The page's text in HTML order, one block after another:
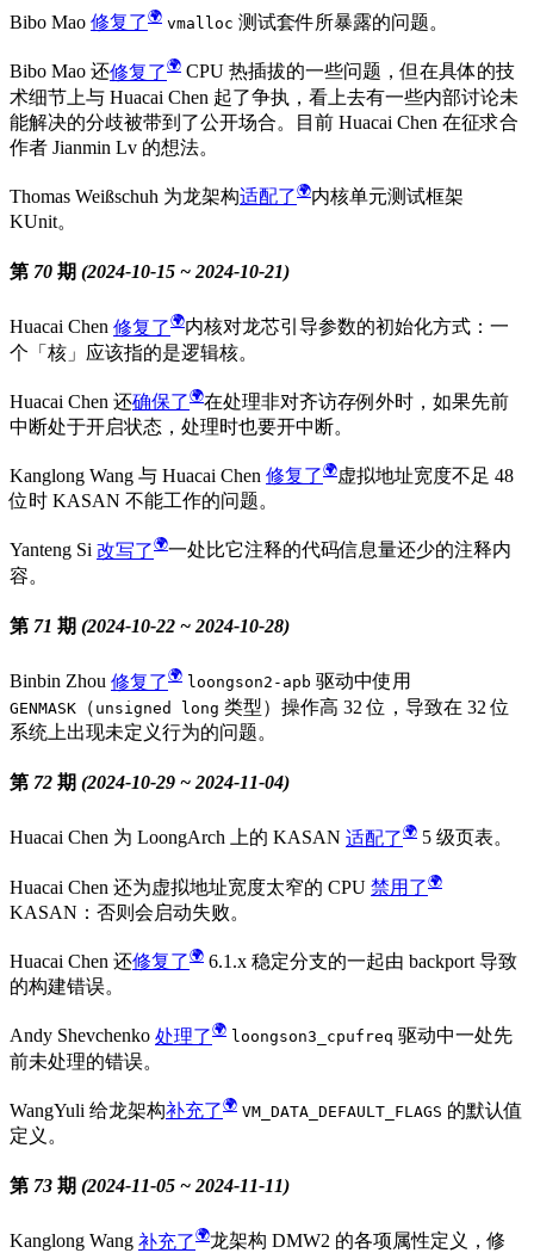
Bibo Mao 修复了 vmalloc 测试套件所暴露的问题。
Bibo Mao 还修复了
CPU 热插拔的一些问题，但在具体的技
术细节上与 Huacai Chen 起了争执，看上去有一些内部讨论未
能解决的分歧被带到了公开场合。目前 Huacai Chen 在征求合
作者 Jianmin Lv 的想法。
Thomas Weißschuh 为龙架构适配了
内核单元测试框架
KUnit。
第 70 期 (2024-10-15 ~ 2024-10-21)
Huacai Chen 修复了
内核对龙芯引导参数的初始化方式：一
个「核」应该指的是逻辑核。
Huacai Chen 还确保了
在处理非对齐访存例外时，如果先前
中断处于开启状态，处理时也要开中断。
Kanglong Wang 与 Huacai Chen 修复了
虚拟地址宽度不足 48
位时 KASAN 不能工作的问题。
Yanteng Si 改写了
一处比它注释的代码信息量还少的注释内
容。
第 71 期 (2024-10-22 ~ 2024-10-28)
Binbin Zhou 修复了 loongson2-apb 驱动中使用
GENMASK （ unsigned long 类型）操作高 32 位，导致在 32 位
系统上出现未定义行为的问题。
第 72 期 (2024-10-29 ~ 2024-11-04)
Huacai Chen 为 LoongArch 上的 KASAN 适配了 5 级页表。
Huacai Chen 还为虚拟地址宽度太窄的 CPU 禁用了
KASAN：否则会启动失败。
Huacai Chen 还修复了
6.1.x 稳定分支的一起由 backport 导致
的构建错误。
Andy Shevchenko 处理了 loongson3_cpufreq 驱动中一处先
前未处理的错误。
WangYuli 给龙架构补充了 VM_DATA_DEFAULT_FLAGS 的默认值
定义。
第 73 期 (2024-11-05 ~ 2024-11-11)
Kanglong Wang 补充了
龙架构 DMW2 的各项属性定义，修